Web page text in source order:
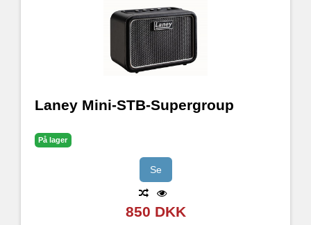
Laney Mini-STB-Supergroup
På lager
Se
850 DKK